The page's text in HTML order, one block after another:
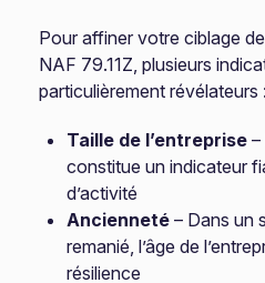
Pour affiner votre ciblage
NAF 79.11Z, plusieurs
particulièrement révélateurs :
Taille de l’entreprise –
constitue un indicateur
d’activité
Ancienneté – Dans un
remanié, l’âge de
résilience